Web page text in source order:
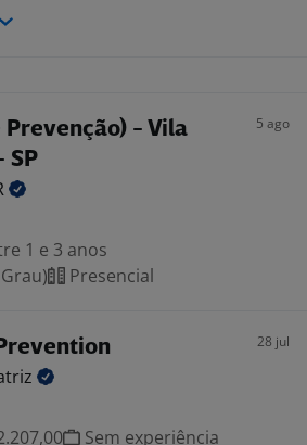
Prevenção) - Vila
SP
5 ago
1 e 3 anos
Presencial
28 jul
Sem experiência